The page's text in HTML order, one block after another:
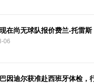
在尚无球队报价费兰-托雷
06
因迪尔获准赴西班牙体检，